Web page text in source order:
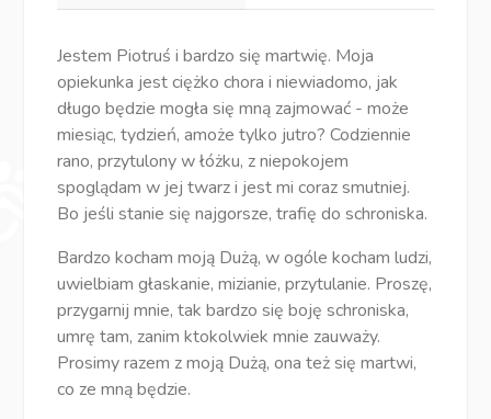
Jestem Piotruś i bardzo się martwię. Moja
opiekunka jest ciężko chora i niewiadomo, jak
długo będzie mogła się mną zajmować - może
miesiąc, tydzień, amoże tylko jutro? Codziennie
rano, przytulony w łóżku, z niepokojem
spoglądam w jej twarz i jest mi coraz smutniej.
Bo jeśli stanie się najgorsze, trafię do schroniska.
Bardzo kocham moją Dużą, w ogóle kocham ludzi,
uwielbiam głaskanie, mizianie, przytulanie. Proszę,
przygarnij mnie, tak bardzo się boję schroniska,
umrę tam, zanim ktokolwiek mnie zauważy.
Prosimy razem z moją Dużą, ona też się martwi,
co ze mną będzie.